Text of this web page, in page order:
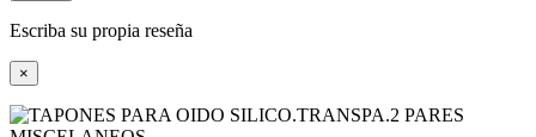
Escriba su propia reseña
×